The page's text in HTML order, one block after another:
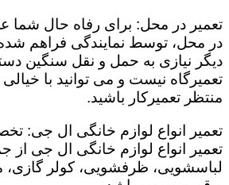
تعمیر در محل: برای رفاه حال شما
در محل، توسط نمایندگی فراهم
دیگر نیازی به حمل و نقل سنگین
تعمیرگاه نیست و می توانید با
منتظر تعمیرکار باشید.
تعمیر انواع لوازم خانگی ال جی:
تعمیر انواع لوازم خانگی ال جی از
لباسشویی، ظرفشویی، کولر گازی،